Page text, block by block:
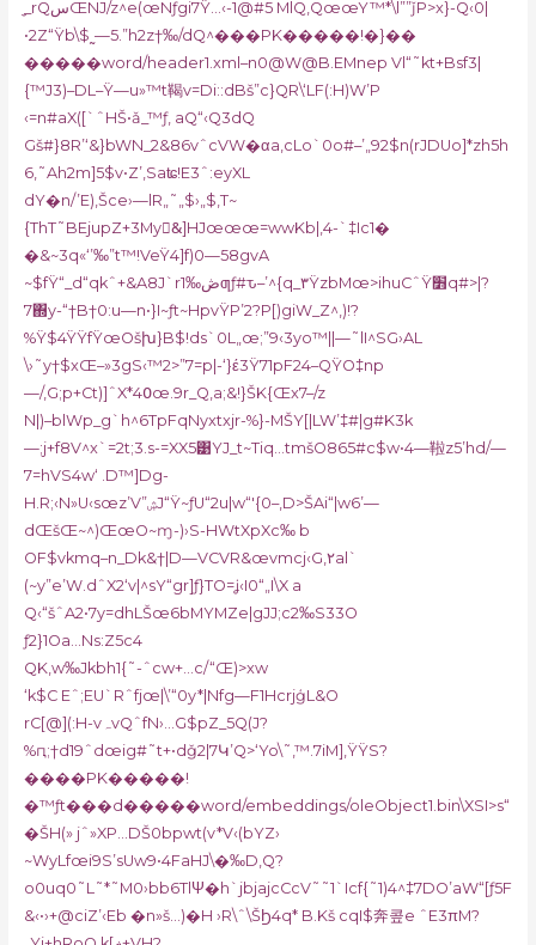
̼_rQسŒNJ/z^e(œNƒgi7Ÿ…‹-1@#5 MlQ‚QœœY™*\l””ǰP>x}-Q‹0|
•2Z“Ÿb\$˷—5.”h2z†‰/dQ^���PK�����!�}��
�����word/header1.xml–n0@W@B.EMnep Vl“˜kt+Bsf3|
{™J3)–DL–Ÿ—u»™t鞨v=Di::dBš”c}QR\‘LF(:H)W’P
‹=n#aX([`ˆHŠ•ǎ_™ƒ‚ aQ“‹Q3dQ
Gš#}8R’‘&}bWN_2&86vˆcVW�αa,cLo`0o#–’„92$n(rJDUo]*zh5h
6,˜Ah2m]5$v•Z’‚Saʨ!E3ˆ:eyXL
dY�n/’E)‚Šce›—lR„˜„$›„$,T~
{ThT˜BEjupZ+3My&ِ]HJœœœ=wwKb|‚4-`‡Ic1�
�&~3q«‘’‰”t™!VeŸ4]f)0—58gvA
~$fŸ“_d“qkˆ+&A8J`rڞ‰1ƣƒ#ԏ–’^{q_٣ŸzbMœ>ihuCˆŸ׻q#>|?
7΍y-“†B†0:u—n•}I~ƒt~HpvŸP’2?P[)giW_Z^,)!?
%Ÿ$4ŸŸfŸœOšխ}B$!ds`0L„œ;”9‹3yo™||—˜lI^SG›AL
\›˜y†$xŒ–»3gS‹™2>”7=p|-‘}έ3Ÿ71pF24–QŸO‡np
—/,G;p+Ct)]ˆX*4߀œ.9r_Q,a;&!}ŠK{Œx7–/z
N|)–blWp_g`h^6TpFqNyxtxjr-%}-MŠY[|LW’‡#|g#K3k
—;j+f8V^x`=2t;3.s-=XX5͹YJ_t~Tiq…tmšO865#c$w•4—鞡z5’hd/—
7=hVS4w‘ .D™]Dg-
H.R;‹N»U‹sœz’V”ۺJ“Ÿ~ƒU“2u|w“'{0–,D>ŠAi“|w6’—
dŒšŒ~^)ŒœO~ɱ-)›S-HWtXpXc‰ b
OF$vkmq–n_Dk&†|D—VCVR&œvmcj‹G,٢al`
(~y”e’W.dˆX2‘v|^sY“gr]ƒ}TO=ʝ‹I0“„I\X a
Q‹“šˆA2•7y=dhLŠœ6bMYMZe|gJJ;c2‰S33O
ƒ2}1Oa…Ns:Z5c4
QK,w‰Jkbh1{˜-ˆcw+…c/“Œ)>xw
‘k$C Eˆ;EU`Rˆfjœ|\’“0y*|Nfg—F1HcrjģL&O
rC[@](:H-vہvQˆfN›…G$pZ_5Q(J?
%ԥ;†d19ˆdœig#˜t+•dǧ2|7Կ’Q>‘Yo\˜,™.7iM]‚ŸŸS?
����PK�����!
�™ƒt���d�����word/embeddings/oleObject1.bin\XSI>s“
�ŠH(» jˆ»XP…DŠ0bpwt(v*V‹(bYZ›
~WyLfœi9S’sUw9•4FaHJ\�‰D,Q?
o0uq0˜L˜*˜M0›bb6TlΨ�h`jbjajcCcV˜˜1`Icf{˜1)4^‡7DO’aW“[ƒ5F
&‹•›+@ciZ’‹Eb �n»š…)�H ›R\ˆ\ŠϦ4q* B.Kš cqI$奔콮e ˆE3πM?